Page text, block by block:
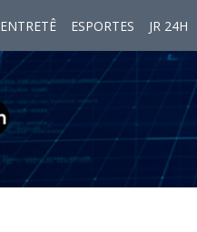
ENTRETÊ ESPORTES JR 24H